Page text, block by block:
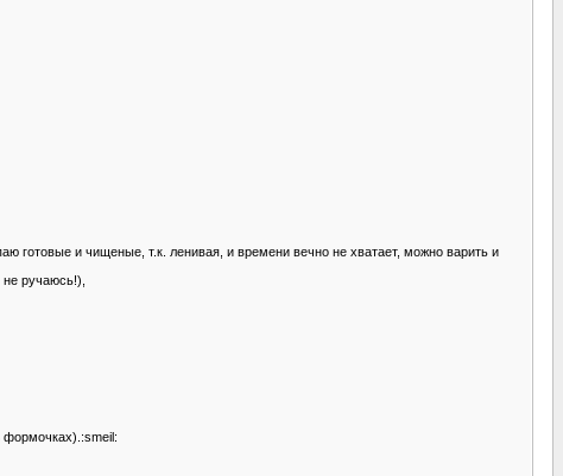
готовые и чищеные, т.к. ленивая, и времени вечно не хватает, можно варить и
ручаюсь!),
формочках).:smeil: